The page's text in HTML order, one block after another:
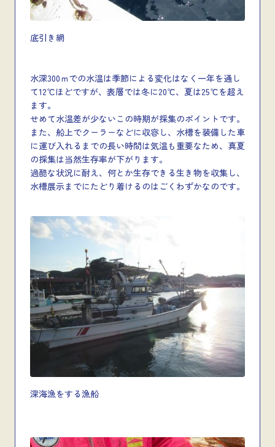
底引き網
水深300ｍでの水温は季節による変化はなく一年を通し
て12℃ほどですが、表層では冬に20℃、夏は25℃を超え
ます。
せめて水温差が少ないこの時期が採集のポイントです。
また、船上でクーラーなどに収容し、水槽を装備した車
に運び入れるまでの長い時間は気温も重要なため、真夏
の採集は当然生存率が下がります。
過酷な状況に耐え、何とか生存できる生き物を収集し、
水槽展示までにたどり着けるのはごくわずかなのです。
深海漁をする漁船